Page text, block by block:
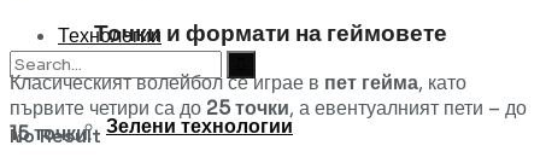
Технологии
Зелени технологии
No Result
Точки и формати на геймовете
Класическият волейбол се играе в пет гейма, като
първите четири са до 25 точки, а евентуалният пети – до
15 точки.